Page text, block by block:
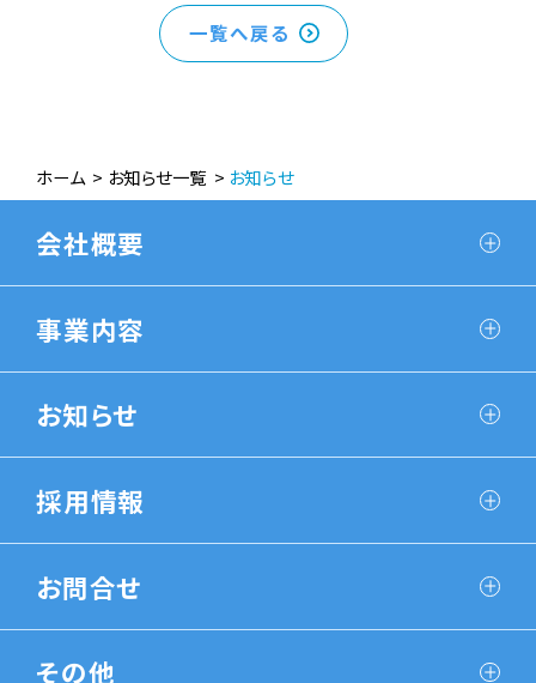
一覧へ戻る
ホーム お知らせ一覧 お知らせ
会社概要
事業内容
お知らせ
採用情報
お問合せ
その他